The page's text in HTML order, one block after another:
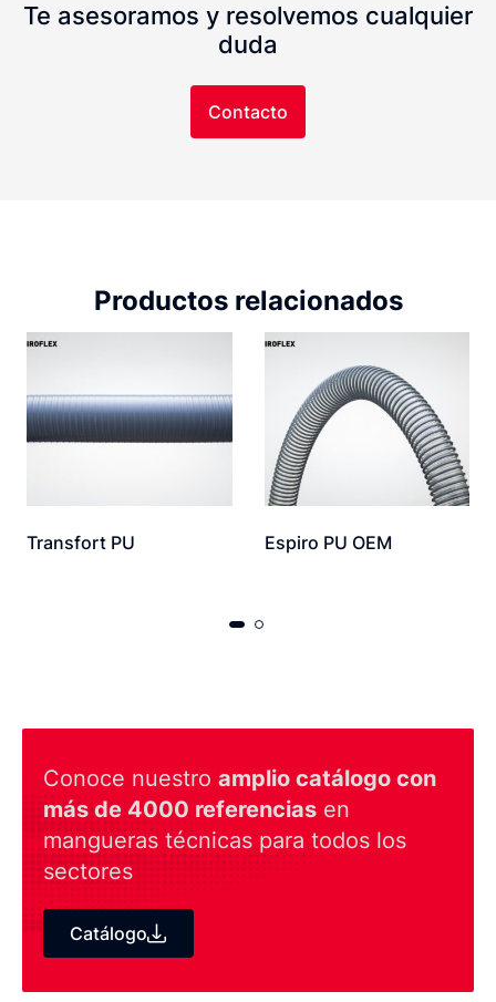
Te asesoramos y resolvemos cualquier
duda
Contacto
Productos relacionados
Transfort PU Espiro PU OEM
Conoce nuestro amplio catálogo con
más de 4000 referencias en
mangueras técnicas para todos los
sectores
Catálogo